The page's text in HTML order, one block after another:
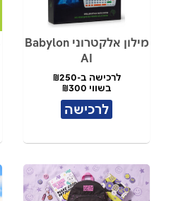
מילון אלקטרוני Babylon
AI
לרכישה ב-₪250
בשווי ₪300
לרכישה